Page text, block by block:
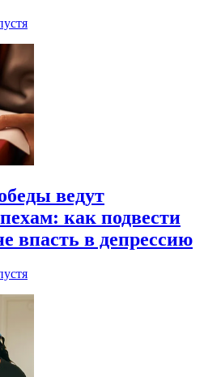
ведут
как подвести
впасть в депрессию